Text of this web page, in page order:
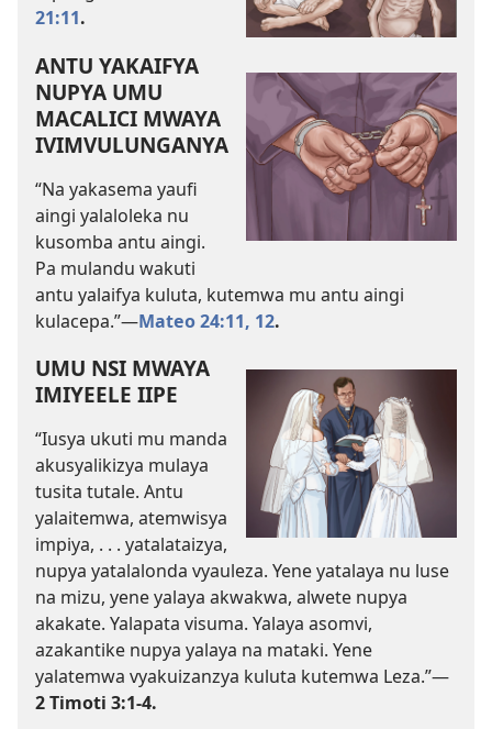
21:11.
ANTU YAKAIFYA
NUPYA UMU
MACALICI MWAYA
IVIMVULUNGANYA
“Na yakasema yaufi
aingi yalaloleka nu
kusomba antu aingi.
Pa mulandu wakuti
antu yalaifya kuluta, kutemwa mu antu aingi
kulacepa.”—Mateo 24:11, 12.
UMU NSI MWAYA
IMIYEELE IIPE
“Iusya ukuti mu manda
akusyalikizya mulaya
tusita tutale. Antu
yalaitemwa, atemwisya
impiya, . . . yatalataizya,
nupya yatalalonda vyauleza. Yene yatalaya nu luse
na mizu, yene yalaya akwakwa, alwete nupya
akakate. Yalapata visuma. Yalaya asomvi,
azakantike nupya yalaya na mataki. Yene
yalatemwa vyakuizanzya kuluta kutemwa Leza.”—
2 Timoti 3:1-4.